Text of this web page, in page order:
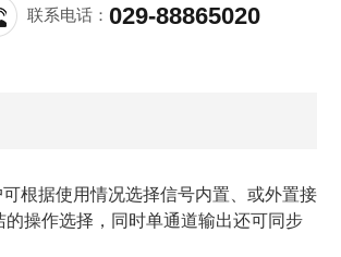
联系电话：029-88865020
根据使用情况选择信号内置、或外置接
操作选择，同时单通道输出还可同步